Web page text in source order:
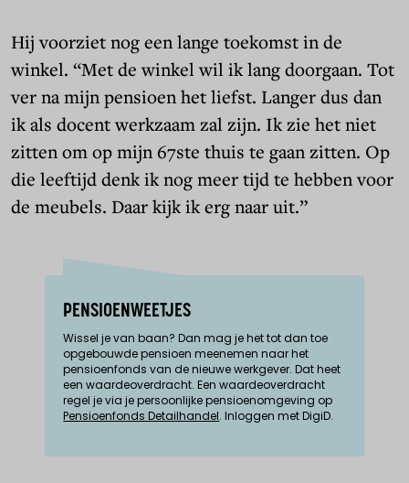
Hij voorziet nog een lange toekomst in de
winkel. “Met de winkel wil ik lang doorgaan. Tot
ver na mijn pensioen het liefst. Langer dus dan
ik als docent werkzaam zal zijn. Ik zie het niet
zitten om op mijn 67ste thuis te gaan zitten. Op
die leeftijd denk ik nog meer tijd te hebben voor
de meubels. Daar kijk ik erg naar uit.”
PENSIOENWEETJES
Wissel je van baan? Dan mag je het tot dan toe
opgebouwde pensioen meenemen naar het
pensioenfonds van de nieuwe werkgever. Dat heet
een waardeoverdracht. Een waardeoverdracht
regel je via je persoonlijke pensioenomgeving op
Pensioenfonds Detailhandel. Inloggen met DigiD.